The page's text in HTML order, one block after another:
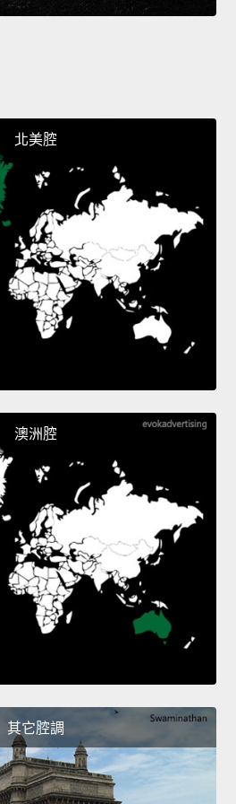
北美腔
澳洲腔
其它腔調